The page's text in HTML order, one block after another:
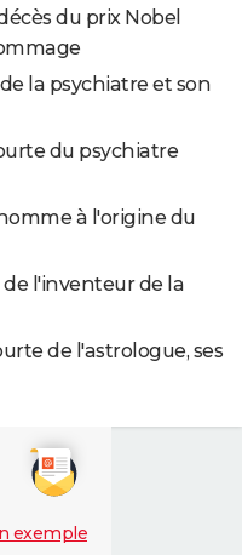
du prix Nobel
la psychiatre et son
du psychiatre
à l'origine du
l'inventeur de la
de l'astrologue, ses
exemple